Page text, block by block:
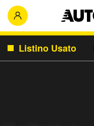
Listino Usato